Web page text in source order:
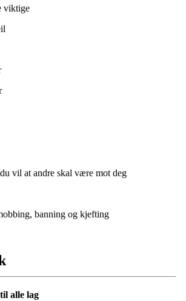
viktige
vil at andre skal være mot deg
banning og kjefting
alle lag